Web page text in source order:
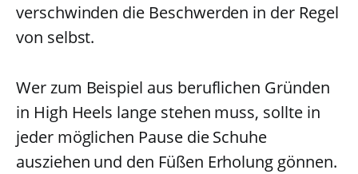
verschwinden die Beschwerden in der Regel
von selbst.
Wer zum Beispiel aus beruflichen Gründen
in High Heels lange stehen muss, sollte in
jeder möglichen Pause die Schuhe
ausziehen und den Füßen Erholung gönnen.